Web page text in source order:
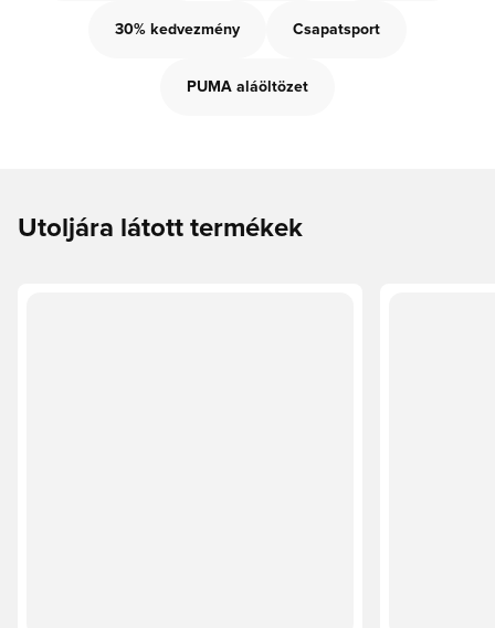
30% kedvezmény Csapatsport
PUMA aláöltözet
Utoljára látott termékek